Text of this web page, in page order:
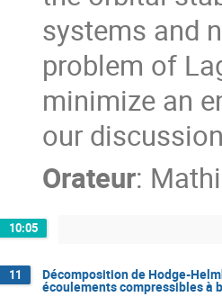
systems and
problem of
minimize an
our
Orateur:
10:05
11 Décomposition de Hodge-
écoulements compressibles à